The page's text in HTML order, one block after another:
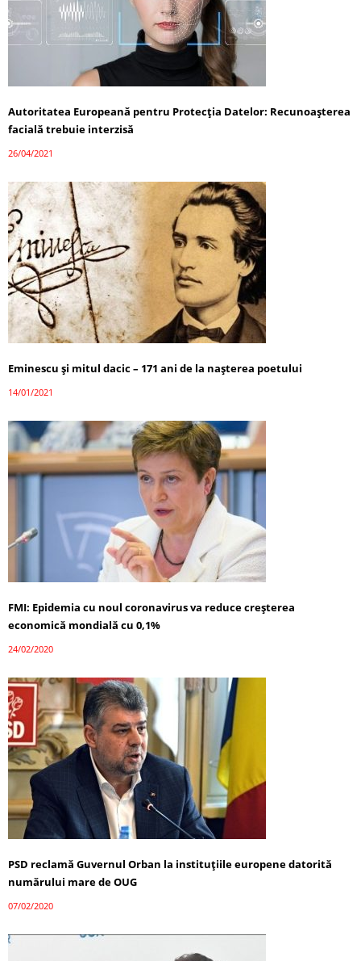
Autoritatea Europeană pentru Protecția Datelor: Recunoașterea
facială trebuie interzisă
26/04/2021
Eminescu și mitul dacic – 171 ani de la nașterea poetului
14/01/2021
FMI: Epidemia cu noul coronavirus va reduce creșterea
economică mondială cu 0,1%
24/02/2020
PSD reclamă Guvernul Orban la instituțiile europene datorită
numărului mare de OUG
07/02/2020